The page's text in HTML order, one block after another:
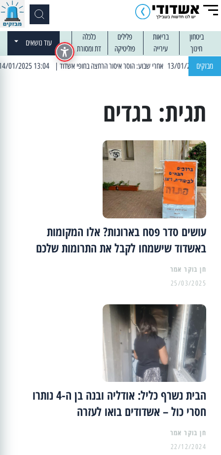
ביטחון בריאות פלילים
כלכלה
חינוך
עירייה פוליטיקה דת ומסורת
עוד נושאים
מבזקים | 13:04 14/01/2025 עובדים בלילות: עבודות קרצוף וריבוד אספלט
תגית: בגדים
עושים סדר פסח בארונות? אלו המקומות
באשדוד שישמחו לקבל את התרומות שלכם
25/03/2025
הבית נשרף כליל: אודליה ובנה בן ה-4 נותרו
חסרי כול – אשדודים בואו לעזרה
22/12/2024